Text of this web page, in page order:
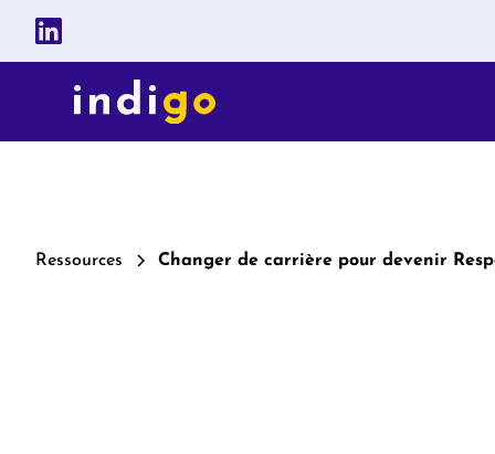
Ressources Changer de carrière pour devenir